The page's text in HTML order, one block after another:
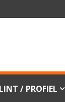
/ PROFIEL